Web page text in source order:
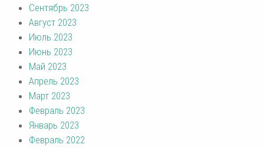
Сентябрь 2023
Август 2023
Июль 2023
Июнь 2023
Май 2023
Апрель 2023
Март 2023
Февраль 2023
Январь 2023
Февраль 2022